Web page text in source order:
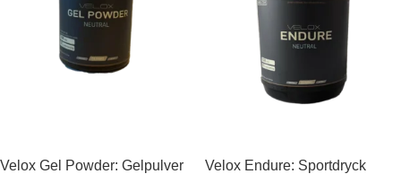
Velox Gel Powder: Gelpulver
Velox Endure: Sportdryck